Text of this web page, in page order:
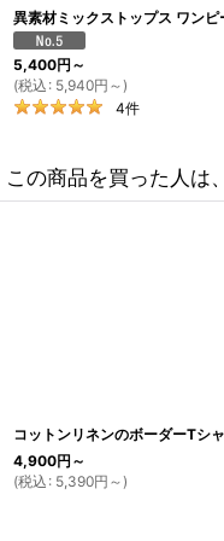
5,400円 ～
(税込 : 5,940円 ～)
4件
この商品を買った人は
4,900円 ～
(税込 : 5,390円 ～)